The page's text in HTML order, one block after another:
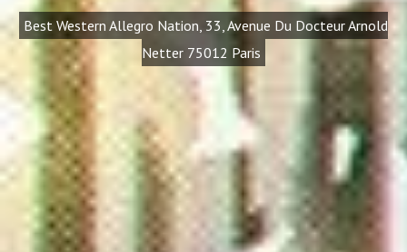
Best Western Allegro Nation, 33, Avenue Du Docteur Arnold
Netter 75012 Paris